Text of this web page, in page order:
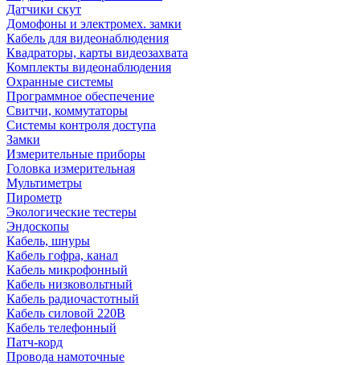
Датчики скут
Домофоны и электромех. замки
Кабель для видеонаблюдения
Квадраторы, карты видеозахвата
Комплекты видеонаблюдения
Охранные системы
Программное обеспечение
Свитчи, коммутаторы
Системы контроля доступа
Замки
Измерительные приборы
Головка измерительная
Мультиметры
Пирометр
Экологические тестеры
Эндоскопы
Кабель, шнуры
Кабель гофра, канал
Кабель микрофонный
Кабель низковольтный
Кабель радиочастотный
Кабель силовой 220В
Кабель телефонный
Патч-корд
Провода намоточные